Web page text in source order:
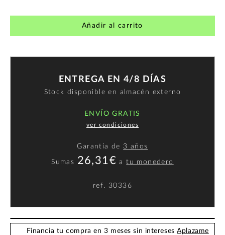
Añadir al carrito
ENTREGA EN 4/8 DÍAS
Stock disponible en almacén externo
ENVÍO GRATIS
ver condiciones
Garantía de 3 años
Sumas 26,31€ atu monedero
ref. 30336
Financia tu compra en 3 meses sin interesesAplazame